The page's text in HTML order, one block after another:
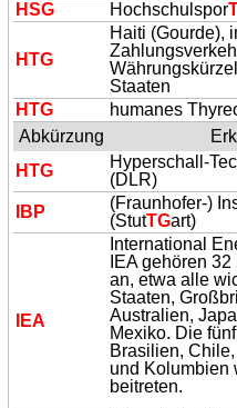
HSG
Hochschulspor
HTG
Haiti (Gourde),
Staaten
HTG
humanes
Abkürzung
HTG
Hyperschall-
(DLR)
IBP
(Fraunhofer-)
(StutTGart)
IEA
International
IEA gehören 32
an, etwa alle
Staaten,
Australien,
Mexiko. Die
Brasilien,
und Kolumbien
beitreten.